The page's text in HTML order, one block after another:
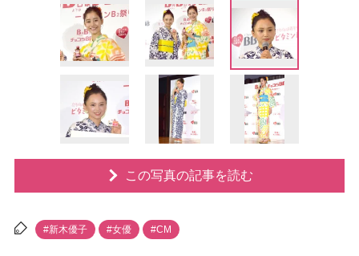
この写真の記事を読む
#新木優子 #女優 #CM